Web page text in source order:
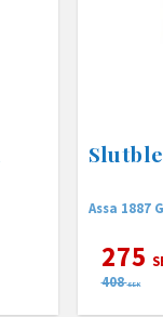
Assa 1887
275
408 SEK